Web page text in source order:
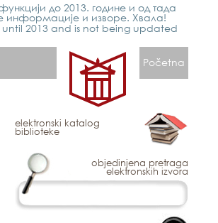
до 2013. године и од тада
информације и изворе. Хвала!
2013 and is not being updated
Početna
elektronski katalog
biblioteke
objedinjena pretraga
elektronskih izvora